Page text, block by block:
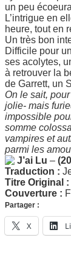
un peu
L’intrigue en
heure, tout en
Un très bon
Difficile pour
ses acolytes,
à retrouver la
de Garrett, un
On le sait,
jolie- mais
impossible
somme
vampires et
parmi les
J’ai Lu –
Traduction :
Titre Original :
Couverture :
Partager :
X